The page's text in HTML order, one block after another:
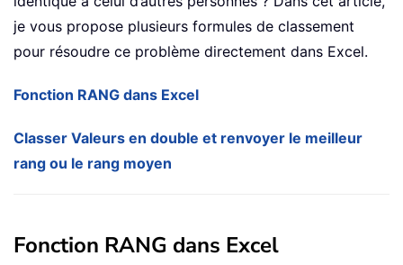
je vous propose plusieurs formules de classement
pour résoudre ce problème directement dans Excel.
Fonction RANG dans Excel
Classer Valeurs en double et renvoyer le meilleur
rang ou le rang moyen
Fonction RANG dans Excel